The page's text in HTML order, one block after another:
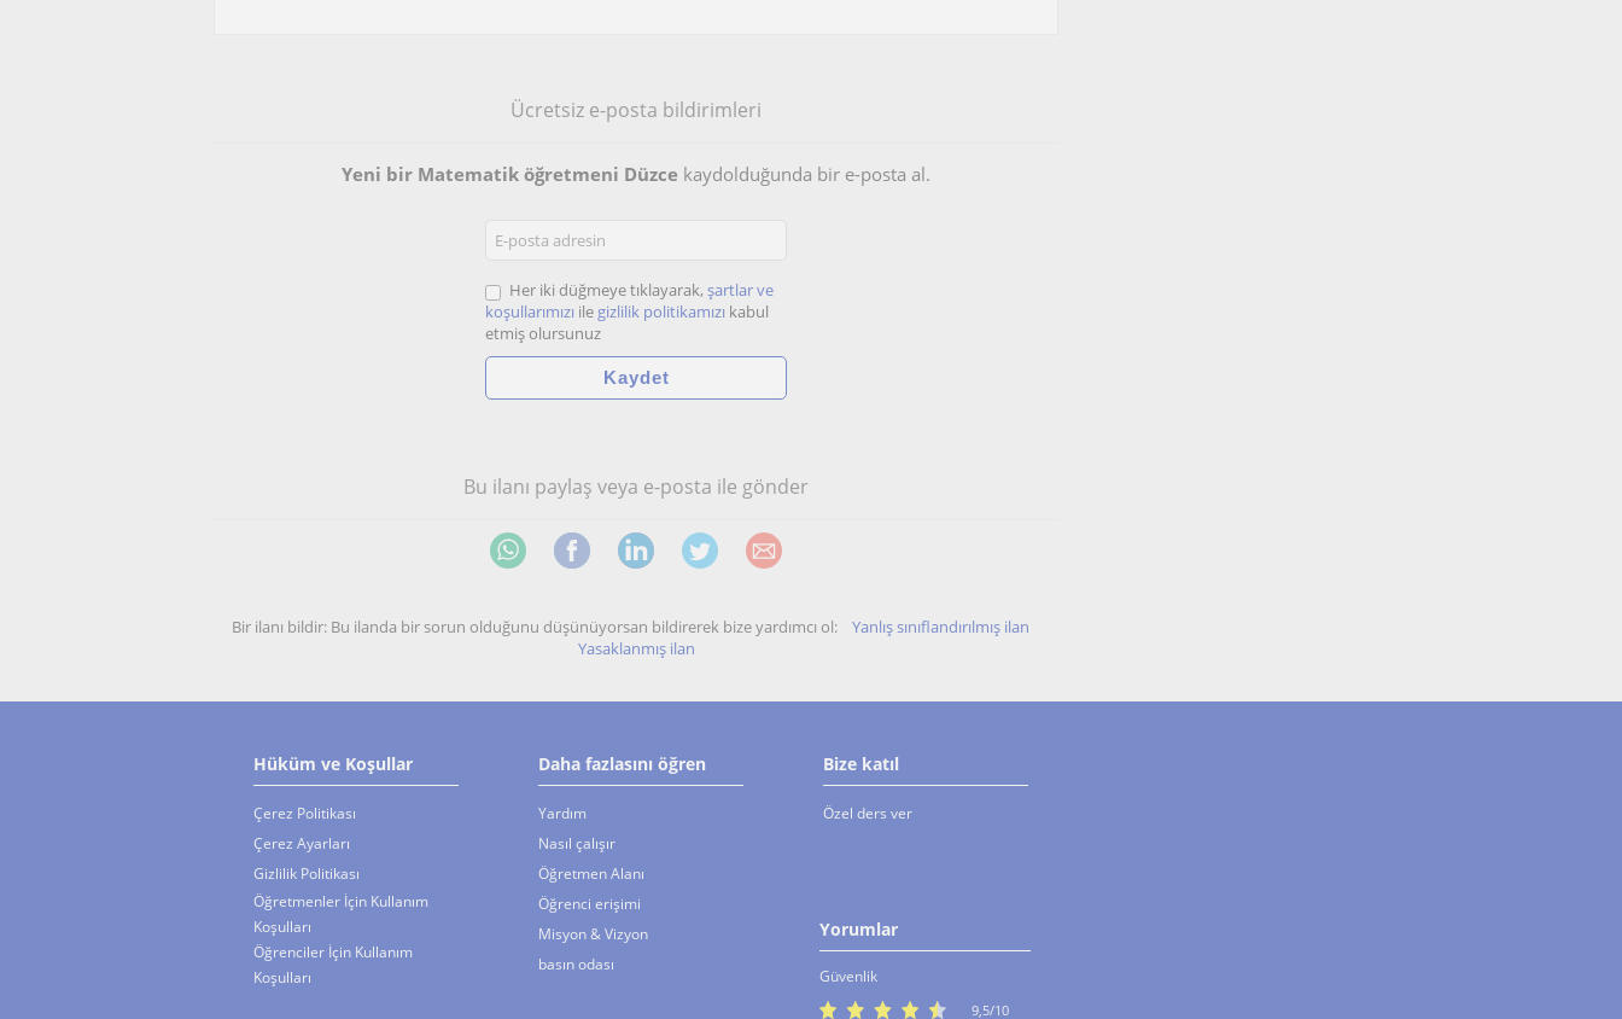
Ücretsiz e-posta bildirimleri
Yeni bir Matematik öğretmeni Düzce kaydolduğunda bir e-posta al.
Her iki düğmeye tıklayarak, şartlar ve
koşullarımızı ile gizlilik politikamızı kabul
etmiş olursunuz
Bu ilanı paylaş veya e-posta ile gönder
Bir ilanı bildir: Bu ilanda bir sorun olduğunu düşünüyorsan bildirerek bize yardımcı ol: Yanlış sınıflandırılmış ilan
Yasaklanmış ilan
Hüküm ve Koşullar
Çerez Politikası
Çerez Ayarları
Gizlilik Politikası
Öğretmenler İçin Kullanım
Koşulları
Öğrenciler İçin Kullanım
Koşulları
Daha fazlasını öğren
Yardım
Nasıl çalışır
Öğretmen Alanı
Öğrenci erişimi
Misyon & Vizyon
basın odası
Bize katıl
Özel ders ver
Yorumlar
Güvenlik
9,5/10